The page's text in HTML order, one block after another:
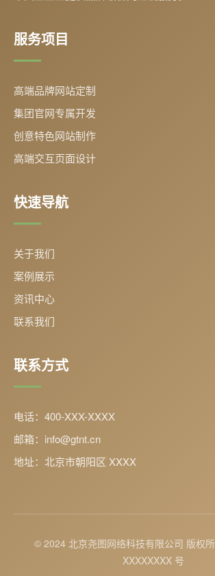
服务项目
高端品牌网站定制
集团官网专属开发
创意特色网站制作
高端交互页面设计
快速导航
关于我们
案例展示
资讯中心
联系我们
联系方式
电话：400-XXX-XXXX
邮箱：info@gtnt.cn
地址：北京市朝阳区 XXXX
© 2024 北京尧图网络科技有限公司 版权
XXXXXXXX 号